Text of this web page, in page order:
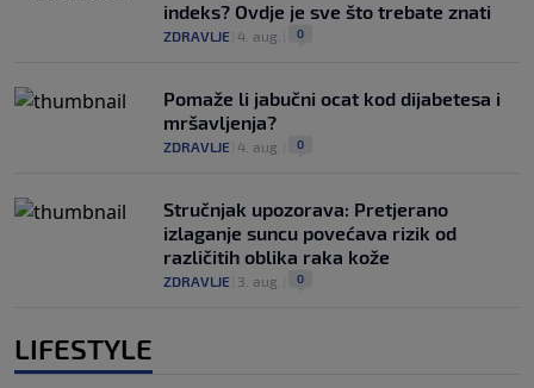
indeks? Ovdje je sve što trebate znati
ZDRAVLJE 4. aug. 0
Pomaže li jabučni ocat kod dijabetesa i
mršavljenja?
ZDRAVLJE 4. aug. 0
Stručnjak upozorava: Pretjerano
izlaganje suncu povećava rizik od
različitih oblika raka kože
ZDRAVLJE 3. aug. 0
LIFESTYLE